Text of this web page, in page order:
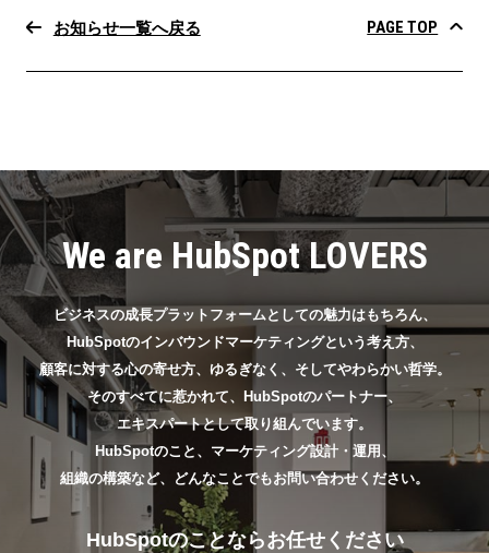
お知らせ一覧へ戻る PAGE TOP
We are HubSpot LOVERS
ビジネスの成長プラットフォームとしての魅力はもちろん、
HubSpotのインバウンドマーケティングという考え方、
顧客に対する心の寄せ方、ゆるぎなく、そしてやわらかい哲学。
そのすべてに惹かれて、HubSpotのパートナー、
エキスパートとして取り組んでいます。
HubSpotのこと、マーケティング設計・運用、
組織の構築など、どんなことでもお問い合わせください。
HubSpotのことならお任せください